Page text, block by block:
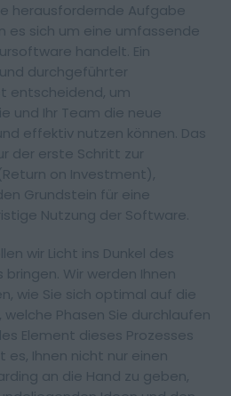
aufnehmen
herausfordernde Aufgabe
es sich um eine umfassende
handelt. Ein
durchgeführter
entscheidend, um
und Ihr Team die neue
effektiv nutzen können. Das
der erste Schritt zur
on Investment),
Grundstein für eine
Nutzung der Software.
wir Licht ins Dunkel des
Wir werden Ihnen
wie Sie sich optimal auf die
Phasen Sie durchlaufen
Element dieses Prozesses
es, Ihnen nicht nur einen
an die Hand zu geben,